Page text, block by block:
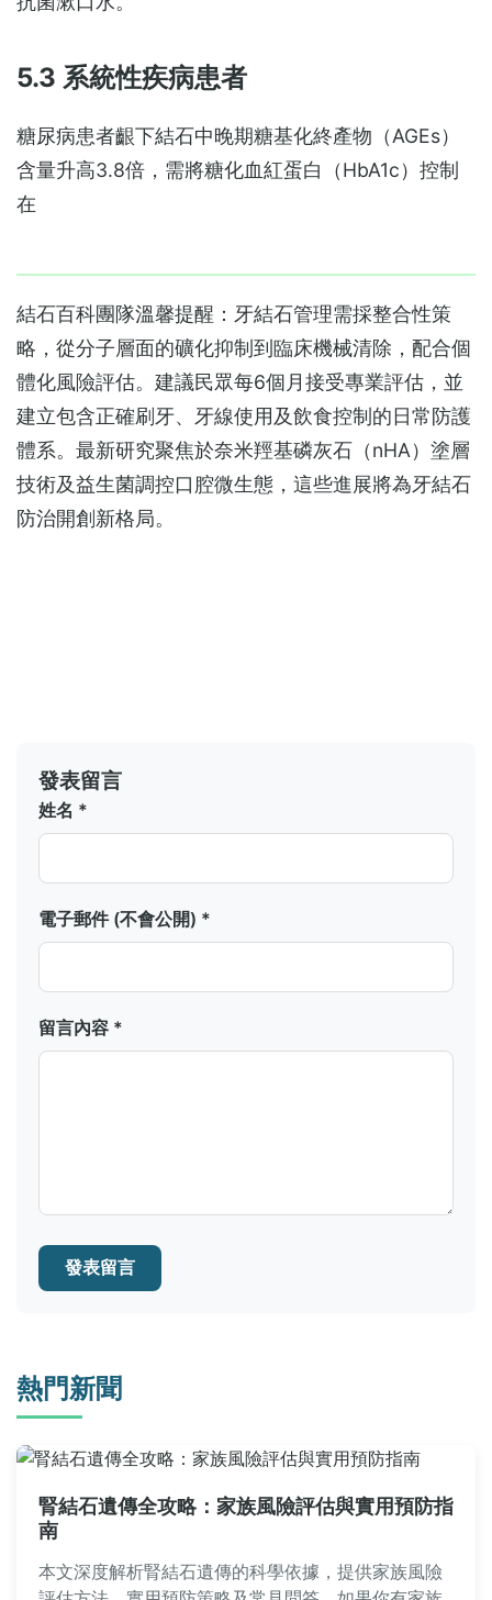
5.3 系統性疾病患者
糖尿病患者齦下結石中晚期糖基化終產物（AGEs）
含量升高3.8倍，需將糖化血紅蛋白（HbA1c）控制
在
結石百科團隊溫馨提醒：牙結石管理需採整合性策
略，從分子層面的礦化抑制到臨床機械清除，配合個
體化風險評估。建議民眾每6個月接受專業評估，並
建立包含正確刷牙、牙線使用及飲食控制的日常防護
體系。最新研究聚焦於奈米羥基磷灰石（nHA）塗層
技術及益生菌調控口腔微生態，這些進展將為牙結石
防治開創新格局。
發表留言
姓名 *
電子郵件 (不會公開) *
留言內容 *
發表留言
熱門新聞
腎結石遺傳全攻略：家族風險評估與實用預防指
南
本文深度解析腎結石遺傳的科學依據，提供家族風險